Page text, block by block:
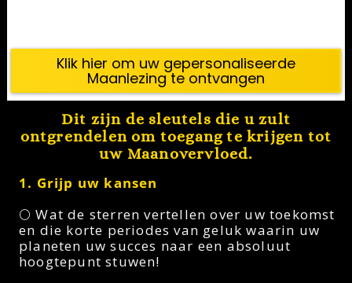
Klik hier om uw gepersonaliseerde
Maanlezing te ontvangen
Dit zijn de sleutels die u zult
ontgrendelen om toegang te krijgen tot
uw Maanovervloed.
1. Grijp uw kansen
🌕 Wat de sterren vertellen over uw toekomst
en die korte periodes van geluk waarin uw
planeten uw succes naar een absoluut
hoogtepunt stuwen!